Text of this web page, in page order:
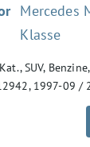
:Mercedes
Klasse
SUV,
1997-09 /